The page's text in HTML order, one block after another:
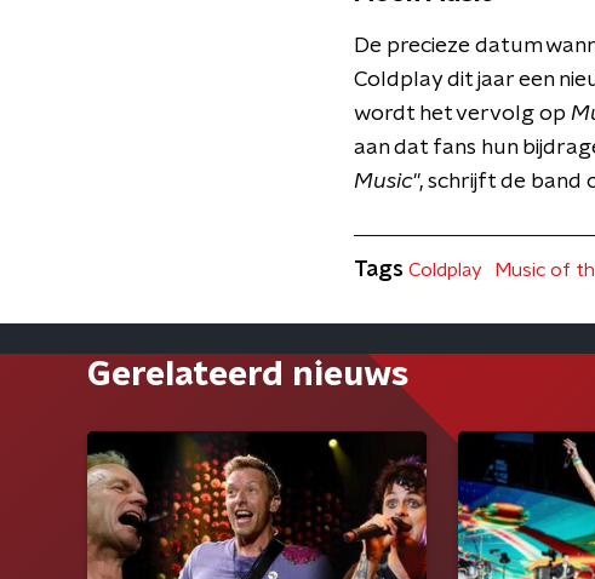
De precieze datum
Coldplay dit jaar een
wordt het vervolg op
aan dat fans hun
Music", schrijft de band
Tags Coldplay Music of
Gerelateerd nieuws